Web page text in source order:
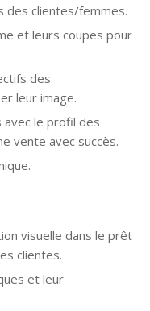
des clientes/femmes.
et leurs coupes pour
des
leur image.
le profil des
vente avec succès.
visuelle dans le prêt
clientes.
et leur